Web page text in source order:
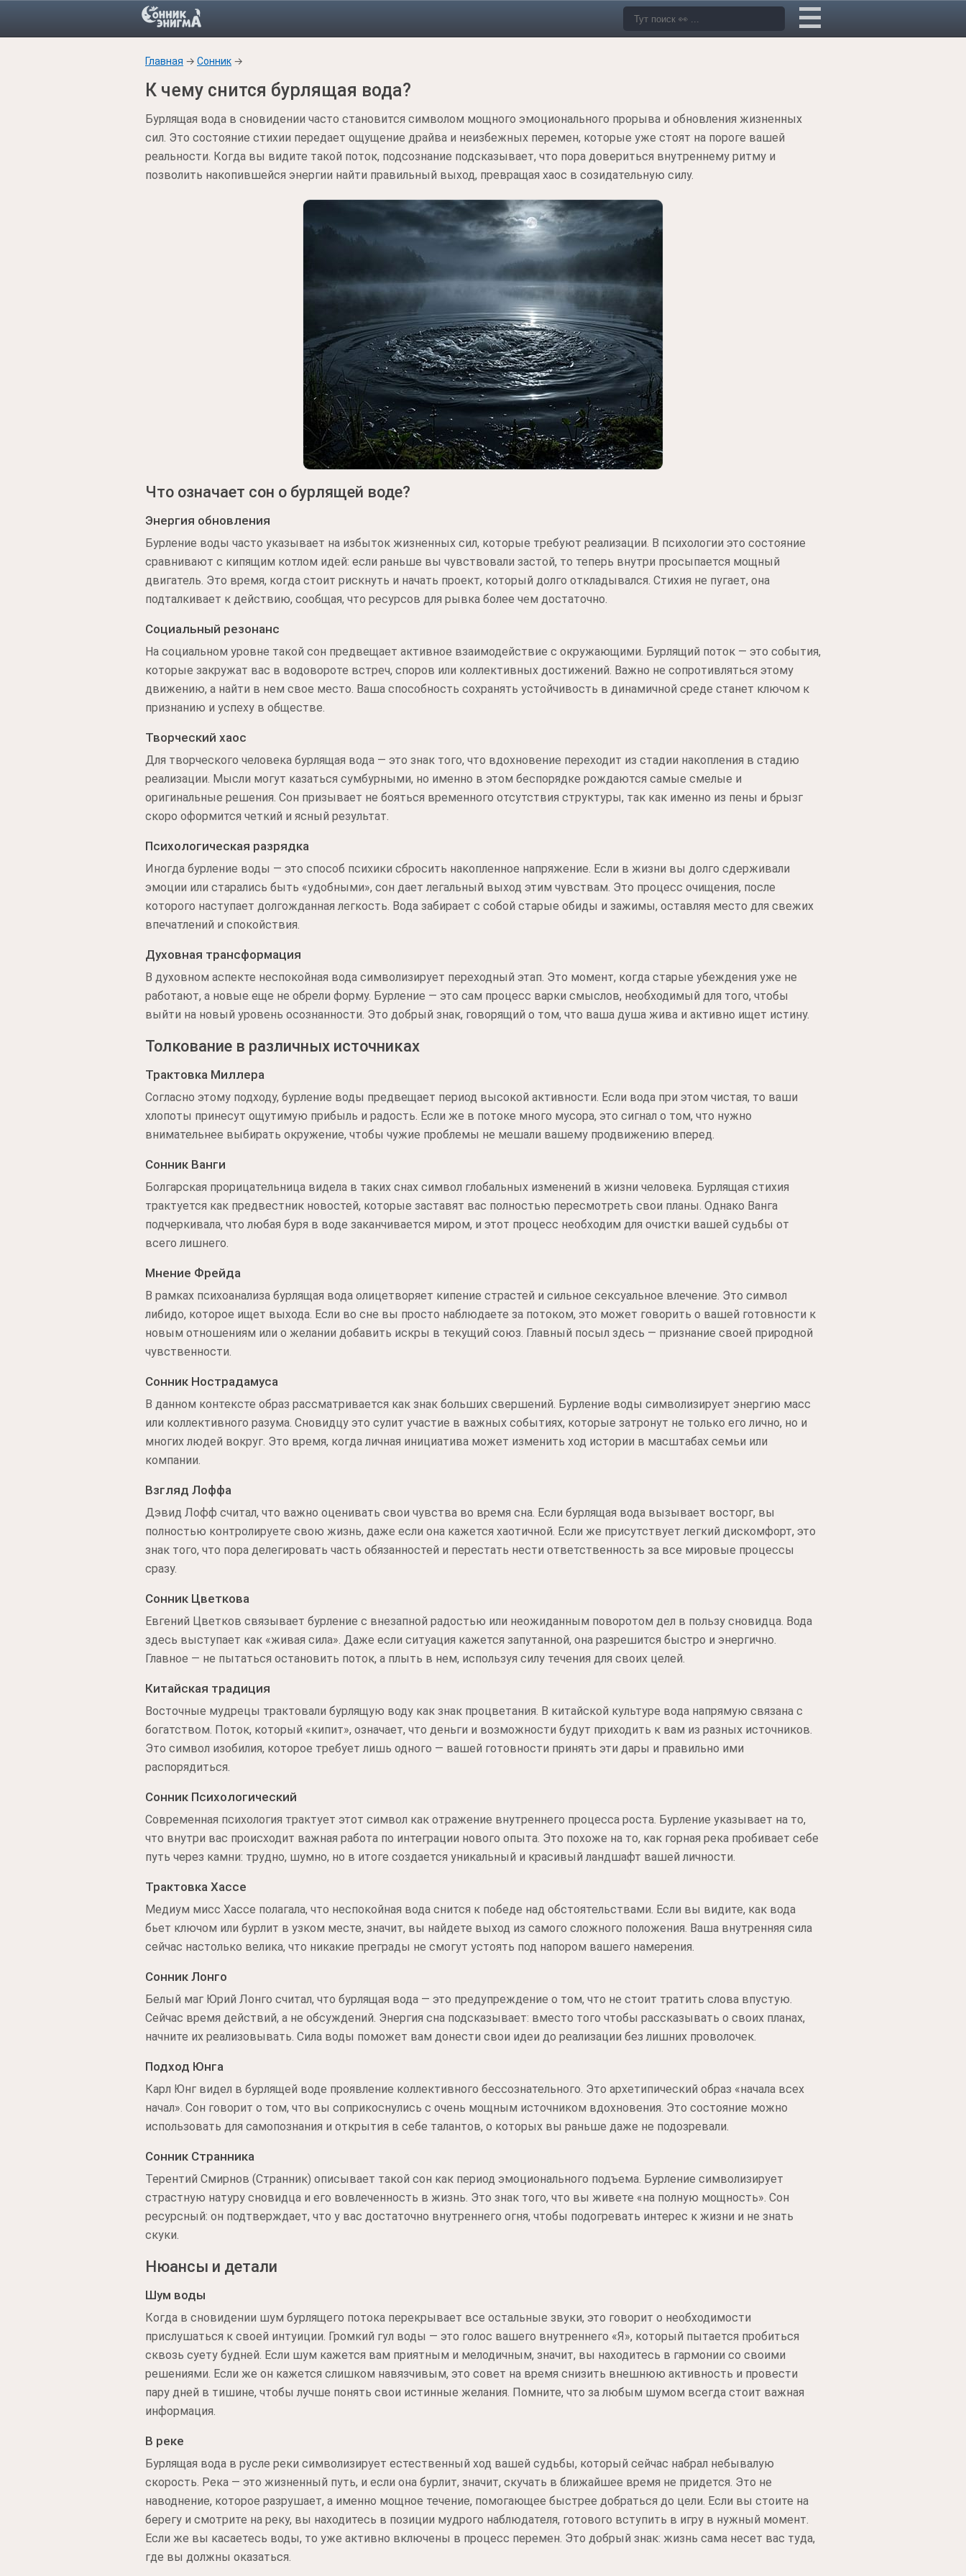
Главная → Сонник →
К чему снится бурлящая вода?
Бурлящая вода в сновидении часто становится символом мощного эмоционального прорыва и обновления жизненных
сил. Это состояние стихии передает ощущение драйва и неизбежных перемен, которые уже стоят на пороге вашей
реальности. Когда вы видите такой поток, подсознание подсказывает, что пора довериться внутреннему ритму и
позволить накопившейся энергии найти правильный выход, превращая хаос в созидательную силу.
Что означает сон о бурлящей воде?
Энергия обновления
Бурление воды часто указывает на избыток жизненных сил, которые требуют реализации. В психологии это состояние
сравнивают с кипящим котлом идей: если раньше вы чувствовали застой, то теперь внутри просыпается мощный
двигатель. Это время, когда стоит рискнуть и начать проект, который долго откладывался. Стихия не пугает, она
подталкивает к действию, сообщая, что ресурсов для рывка более чем достаточно.
Социальный резонанс
На социальном уровне такой сон предвещает активное взаимодействие с окружающими. Бурлящий поток — это события,
которые закружат вас в водовороте встреч, споров или коллективных достижений. Важно не сопротивляться этому
движению, а найти в нем свое место. Ваша способность сохранять устойчивость в динамичной среде станет ключом к
признанию и успеху в обществе.
Творческий хаос
Для творческого человека бурлящая вода — это знак того, что вдохновение переходит из стадии накопления в стадию
реализации. Мысли могут казаться сумбурными, но именно в этом беспорядке рождаются самые смелые и
оригинальные решения. Сон призывает не бояться временного отсутствия структуры, так как именно из пены и брызг
скоро оформится четкий и ясный результат.
Психологическая разрядка
Иногда бурление воды — это способ психики сбросить накопленное напряжение. Если в жизни вы долго сдерживали
эмоции или старались быть «удобными», сон дает легальный выход этим чувствам. Это процесс очищения, после
которого наступает долгожданная легкость. Вода забирает с собой старые обиды и зажимы, оставляя место для свежих
впечатлений и спокойствия.
Духовная трансформация
В духовном аспекте неспокойная вода символизирует переходный этап. Это момент, когда старые убеждения уже не
работают, а новые еще не обрели форму. Бурление — это сам процесс варки смыслов, необходимый для того, чтобы
выйти на новый уровень осознанности. Это добрый знак, говорящий о том, что ваша душа жива и активно ищет истину.
Толкование в различных источниках
Трактовка Миллера
Согласно этому подходу, бурление воды предвещает период высокой активности. Если вода при этом чистая, то ваши
хлопоты принесут ощутимую прибыль и радость. Если же в потоке много мусора, это сигнал о том, что нужно
внимательнее выбирать окружение, чтобы чужие проблемы не мешали вашему продвижению вперед.
Сонник Ванги
Болгарская прорицательница видела в таких снах символ глобальных изменений в жизни человека. Бурлящая стихия
трактуется как предвестник новостей, которые заставят вас полностью пересмотреть свои планы. Однако Ванга
подчеркивала, что любая буря в воде заканчивается миром, и этот процесс необходим для очистки вашей судьбы от
всего лишнего.
Мнение Фрейда
В рамках психоанализа бурлящая вода олицетворяет кипение страстей и сильное сексуальное влечение. Это символ
либидо, которое ищет выхода. Если во сне вы просто наблюдаете за потоком, это может говорить о вашей готовности к
новым отношениям или о желании добавить искры в текущий союз. Главный посыл здесь — признание своей природной
чувственности.
Сонник Нострадамуса
В данном контексте образ рассматривается как знак больших свершений. Бурление воды символизирует энергию масс
или коллективного разума. Сновидцу это сулит участие в важных событиях, которые затронут не только его лично, но и
многих людей вокруг. Это время, когда личная инициатива может изменить ход истории в масштабах семьи или
компании.
Взгляд Лоффа
Дэвид Лофф считал, что важно оценивать свои чувства во время сна. Если бурлящая вода вызывает восторг, вы
полностью контролируете свою жизнь, даже если она кажется хаотичной. Если же присутствует легкий дискомфорт, это
знак того, что пора делегировать часть обязанностей и перестать нести ответственность за все мировые процессы
сразу.
Сонник Цветкова
Евгений Цветков связывает бурление с внезапной радостью или неожиданным поворотом дел в пользу сновидца. Вода
здесь выступает как «живая сила». Даже если ситуация кажется запутанной, она разрешится быстро и энергично.
Главное — не пытаться остановить поток, а плыть в нем, используя силу течения для своих целей.
Китайская традиция
Восточные мудрецы трактовали бурлящую воду как знак процветания. В китайской культуре вода напрямую связана с
богатством. Поток, который «кипит», означает, что деньги и возможности будут приходить к вам из разных источников.
Это символ изобилия, которое требует лишь одного — вашей готовности принять эти дары и правильно ими
распорядиться.
Сонник Психологический
Современная психология трактует этот символ как отражение внутреннего процесса роста. Бурление указывает на то,
что внутри вас происходит важная работа по интеграции нового опыта. Это похоже на то, как горная река пробивает себе
путь через камни: трудно, шумно, но в итоге создается уникальный и красивый ландшафт вашей личности.
Трактовка Хассе
Медиум мисс Хассе полагала, что неспокойная вода снится к победе над обстоятельствами. Если вы видите, как вода
бьет ключом или бурлит в узком месте, значит, вы найдете выход из самого сложного положения. Ваша внутренняя сила
сейчас настолько велика, что никакие преграды не смогут устоять под напором вашего намерения.
Сонник Лонго
Белый маг Юрий Лонго считал, что бурлящая вода — это предупреждение о том, что не стоит тратить слова впустую.
Сейчас время действий, а не обсуждений. Энергия сна подсказывает: вместо того чтобы рассказывать о своих планах,
начните их реализовывать. Сила воды поможет вам донести свои идеи до реализации без лишних проволочек.
Подход Юнга
Карл Юнг видел в бурлящей воде проявление коллективного бессознательного. Это архетипический образ «начала всех
начал». Сон говорит о том, что вы соприкоснулись с очень мощным источником вдохновения. Это состояние можно
использовать для самопознания и открытия в себе талантов, о которых вы раньше даже не подозревали.
Сонник Странника
Терентий Смирнов (Странник) описывает такой сон как период эмоционального подъема. Бурление символизирует
страстную натуру сновидца и его вовлеченность в жизнь. Это знак того, что вы живете «на полную мощность». Сон
ресурсный: он подтверждает, что у вас достаточно внутреннего огня, чтобы подогревать интерес к жизни и не знать
скуки.
Нюансы и детали
Шум воды
Когда в сновидении шум бурлящего потока перекрывает все остальные звуки, это говорит о необходимости
прислушаться к своей интуиции. Громкий гул воды — это голос вашего внутреннего «Я», который пытается пробиться
сквозь суету будней. Если шум кажется вам приятным и мелодичным, значит, вы находитесь в гармонии со своими
решениями. Если же он кажется слишком навязчивым, это совет на время снизить внешнюю активность и провести
пару дней в тишине, чтобы лучше понять свои истинные желания. Помните, что за любым шумом всегда стоит важная
информация.
В реке
Бурлящая вода в русле реки символизирует естественный ход вашей судьбы, который сейчас набрал небывалую
скорость. Река — это жизненный путь, и если она бурлит, значит, скучать в ближайшее время не придется. Это не
наводнение, которое разрушает, а именно мощное течение, помогающее быстрее добраться до цели. Если вы стоите на
берегу и смотрите на реку, вы находитесь в позиции мудрого наблюдателя, готового вступить в игру в нужный момент.
Если же вы касаетесь воды, то уже активно включены в процесс перемен. Это добрый знак: жизнь сама несет вас туда,
где вы должны оказаться.